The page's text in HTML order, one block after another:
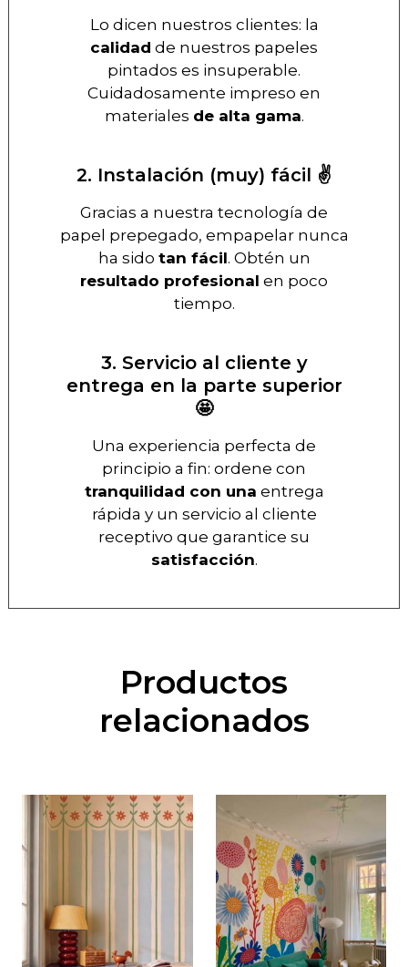
Lo dicen nuestros clientes: la
calidad de nuestros papeles
pintados es insuperable.
Cuidadosamente impreso en
materiales de alta gama.
2. Instalación (muy) fácil ✌️
Gracias a nuestra tecnología de
papel prepegado, empapelar nunca
ha sido tan fácil. Obtén un
resultado profesional en poco
tiempo.
3. Servicio al cliente y
entrega en la parte superior
🤩
Una experiencia perfecta de
principio a fin: ordene con
tranquilidad con una entrega
rápida y un servicio al cliente
receptivo que garantice su
satisfacción.
Productos
relacionados